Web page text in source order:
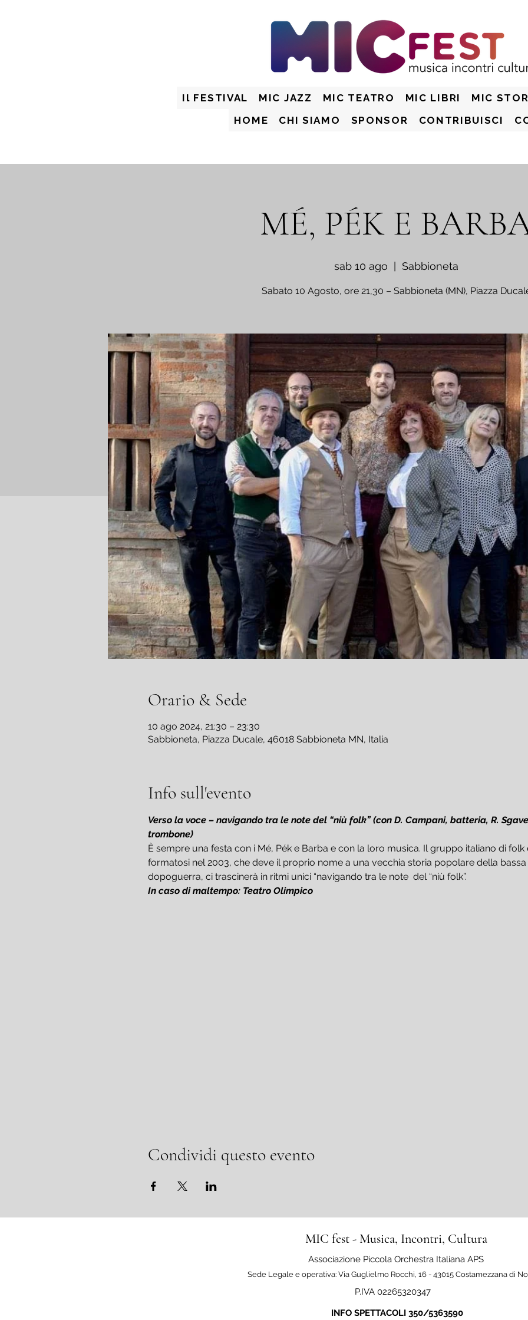
Il FESTIVAL MIC JAZZ MIC TEATRO MIC LIBRI
MIC
HOME
CHI SIAMO SPONSOR CONTRIBUISCI
MÉ, PÉK E
sab 10 ago Sabbioneta
Sabato 10 Agosto, ore 21,30 – Sabbioneta (MN), Piazza
Orario & Sede
10 ago 2024, 21:30 – 23:30
Sabbioneta, Piazza Ducale, 46018 Sabbioneta MN, Italia
Info sull'evento
Verso la voce – navigando tra le note del “niù folk” (con D. Campani, batteria, R.
trombone)
È sempre una festa con i Mé, Pék e Barba e con la loro musica. Il gruppo italiano di
formatosi nel 2003, che deve il proprio nome a una vecchia storia popolare della
dopoguerra, ci trascinerà in ritmi unici “navigando tra le note  del “niù folk”.
In caso di maltempo: Teatro Olimpico
Condividi questo evento
MIC fest - Musica, Incontri, Cultura
Associazione Piccola Orchestra Italiana APS
Sede Legale e operativa: Via Guglielmo Rocchi, 16 - 43015 Costamezzana di
P.IVA 02265320347
INFO SPETTACOLI 350/5363590